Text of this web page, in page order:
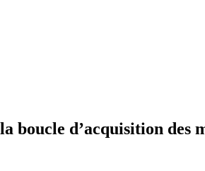
boucle d’acquisition des